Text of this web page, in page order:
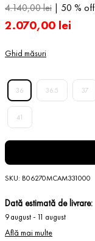
4.140,00lei 50 % off
2.070,00 lei
Ghid măsuri
36 36.5 37
41
SKU: B06270MCAM331000
Dată estimată de livrare:
9 august - 11 august
Află mai multe